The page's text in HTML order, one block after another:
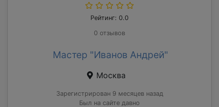
Рейтинг: 0.0
0 отзывов
Мастер "Иванов Андрей"
Москва
Зарегистрирован 9 месяцев назад
Был на сайте давно